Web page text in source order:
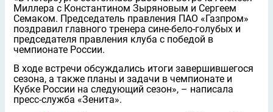
Миллера с Константином Зыряновым и Сергеем
Семаком. Председатель правления ПАО «Газпром»
поздравил главного тренера сине-бело-голубых и
председателя правления клуба с победой в
чемпионате России.
В ходе встречи обсуждались итоги завершившегося
сезона, а также планы и задачи в чемпионате и
Кубке России на следующий сезон», – написала
пресс-служба «Зенита».